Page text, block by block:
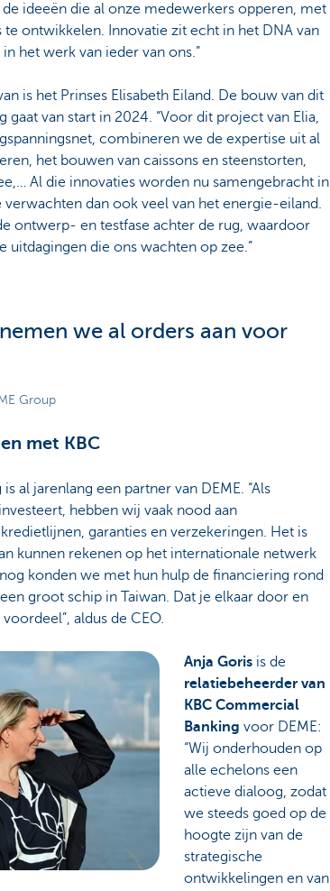
ideeën die al onze medewerkers opperen, met
ontwikkelen. Innovatie zit echt in het DNA van
het werk van ieder van ons.”
is het Prinses Elisabeth Eiland. De bouw van dit
van start in 2024. “Voor dit project van Elia,
combineren we de expertise uit al
het bouwen van caissons en steenstorten,
Al die innovaties worden nu samengebracht in
dan ook veel van het energie-eiland.
ontwerp- en testfase achter de rug, waardoor
die ons wachten op zee.”
we al orders aan voor
Group
met KBC
al jarenlang een partner van DEME. “Als
hebben wij vaak nood aan
garanties en verzekeringen. Het is
kunnen rekenen op het internationale netwerk
konden we met hun hulp de financiering rond
groot schip in Taiwan. Dat je elkaar door en
aldus de CEO.
Anja Gorisis de
relatiebeheerder van
KBC Commercial
Banking voor DEME:
“Wij onderhouden op
alle echelons een
actieve dialoog, zodat
we steeds goed op de
hoogte zijn van de
strategische
ontwikkelingen en van